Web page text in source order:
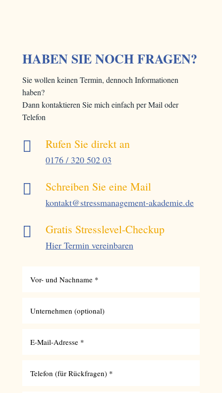
HABEN SIE NOCH FRAGEN?
Sie wollen keinen Termin, dennoch Informationen
haben?
Dann kontaktieren Sie mich einfach per Mail oder
Telefon
 Rufen Sie direkt an
0176 / 320 502 03
 Schreiben Sie eine Mail
kontakt@stressmanagement-akademie.de
 Gratis Stresslevel-Checkup
Hier Termin vereinbaren